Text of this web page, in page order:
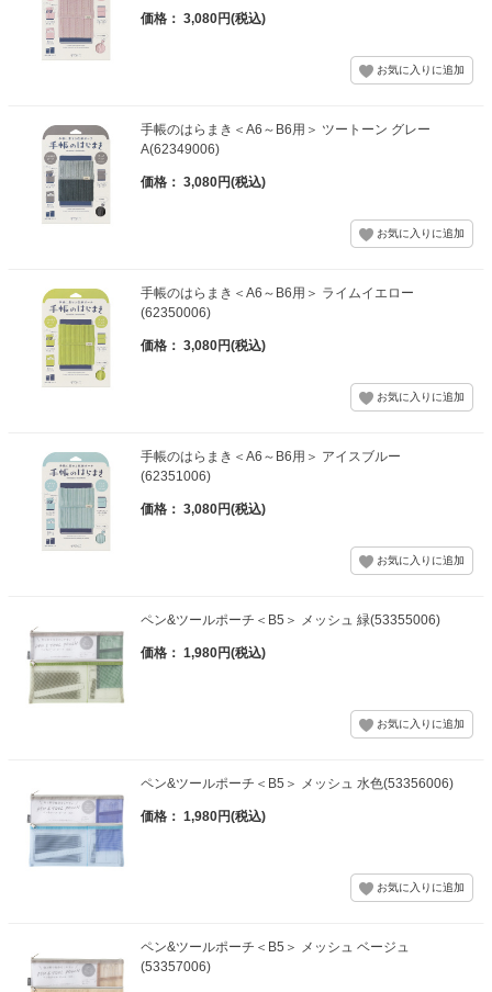
価格： 3,080円(税込)
手帳のはらまき＜A6～B6用＞ ツートーン グレー
A(62349006)
価格： 3,080円(税込)
手帳のはらまき＜A6～B6用＞ ライムイエロー
(62350006)
価格： 3,080円(税込)
手帳のはらまき＜A6～B6用＞ アイスブルー
(62351006)
価格： 3,080円(税込)
ペン&ツールポーチ＜B5＞ メッシュ 緑(53355006)
価格： 1,980円(税込)
ペン&ツールポーチ＜B5＞ メッシュ 水色(53356006)
価格： 1,980円(税込)
ペン&ツールポーチ＜B5＞ メッシュ ベージュ
(53357006)